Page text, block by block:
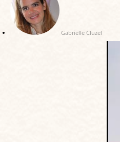
Gabrielle Cluzel